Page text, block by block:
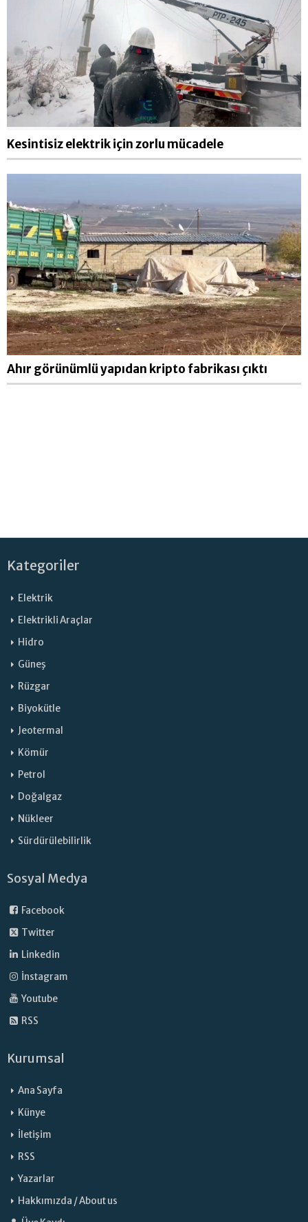
Kesintisiz elektrik için zorlu mücadele
Ahır görünümlü yapıdan kripto fabrikası çıktı
Kategoriler
Elektrik
Elektrikli Araçlar
Hidro
Güneş
Rüzgar
Biyokütle
Jeotermal
Kömür
Petrol
Doğalgaz
Nükleer
Sürdürülebilirlik
Sosyal Medya
Facebook
Twitter
Linkedin
İnstagram
Youtube
RSS
Kurumsal
Ana Sayfa
Künye
İletişim
RSS
Yazarlar
Hakkımızda / About us